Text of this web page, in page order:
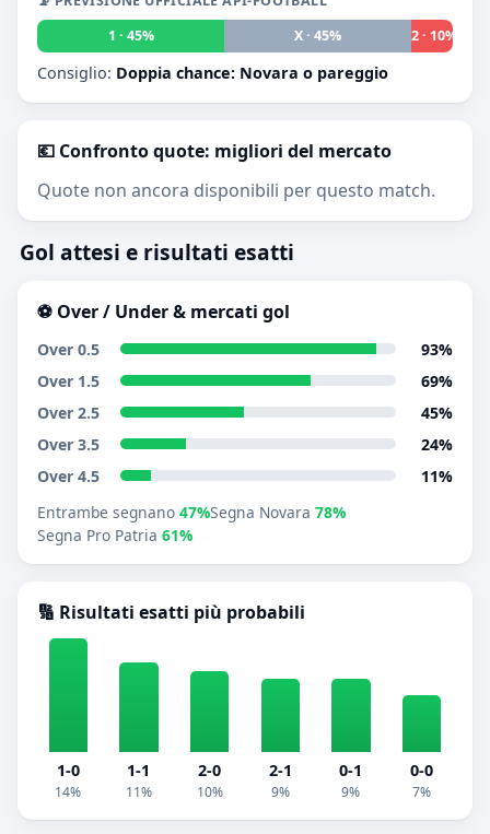
1 · 45%
X · 45% 2 · 10%
Consiglio: Doppia chance: Novara o pareggio
💶 Confronto quote: migliori del mercato
Quote non ancora disponibili per questo match.
Gol attesi e risultati esatti
⚽ Over / Under & mercati gol
Over 0.5
93%
Over 1.5
69%
Over 2.5
45%
Over 3.5
24%
Over 4.5
11%
Entrambe segnano 47%Segna Novara 78%
Segna Pro Patria 61%
🔢 Risultati esatti più probabili
1-0
14%
1-1
11%
2-0
10%
2-1
9%
0-1
9%
0-0
7%